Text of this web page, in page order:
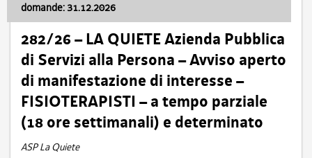
domande: 31.12.2026
282/26 – LA QUIETE Azienda Pubblica
di Servizi alla Persona – Avviso aperto
di manifestazione di interesse –
FISIOTERAPISTI – a tempo parziale
(18 ore settimanali) e determinato
ASP La Quiete